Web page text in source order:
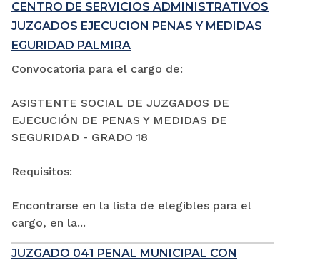
CENTRO DE SERVICIOS ADMINISTRATIVOS
JUZGADOS EJECUCION PENAS Y MEDIDAS
EGURIDAD PALMIRA
Convocatoria para el cargo de:
ASISTENTE SOCIAL DE JUZGADOS DE
EJECUCIÓN DE PENAS Y MEDIDAS DE
SEGURIDAD - GRADO 18
Requisitos:
Encontrarse en la lista de elegibles para el
cargo, en la...
JUZGADO 041 PENAL MUNICIPAL CON